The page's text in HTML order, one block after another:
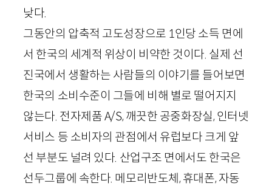
낮다.
그동안의 압축적 고도성장으로 1인당 소득 면에
서 한국의 세계적 위상이 비약한 것이다. 실제 선
진국에서 생활하는 사람들의 이야기를 들어보면
한국의 소비수준이 그들에 비해 별로 떨어지지
않는다. 전자제품A/S, 깨끗한 공중화장실, 인터넷
서비스 등 소비자의 관점에서 유럽보다 크게 앞
선 부분도 널려 있다. 산업구조 면에서도 한국은
선두그룹에 속한다. 메모리반도체, 휴대폰, 자동